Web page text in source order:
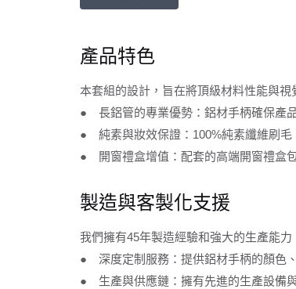
產品特色
本套組的設計，旨在將頂級材料性能與視
● 長鋁管的專業優勢：鋁材手柄確保產
● 純素與妝效保證：100%純素纖維刷毛
● 開窗禮盒增值：配套的高端開窗禮盒
製造與客製化支援
我們擁有45年製造經驗和強大的生產能
● 深度定制服務：提供鋁材手柄的顏色
● 生產與供應鏈：擁有先進的生產設備